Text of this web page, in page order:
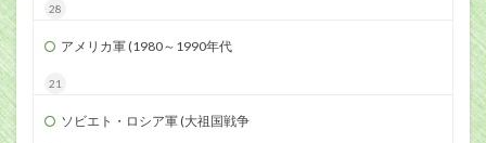
28
アメリカ軍 (1980～1990年代
21
ソビエト・ロシア軍 (大祖国戦争